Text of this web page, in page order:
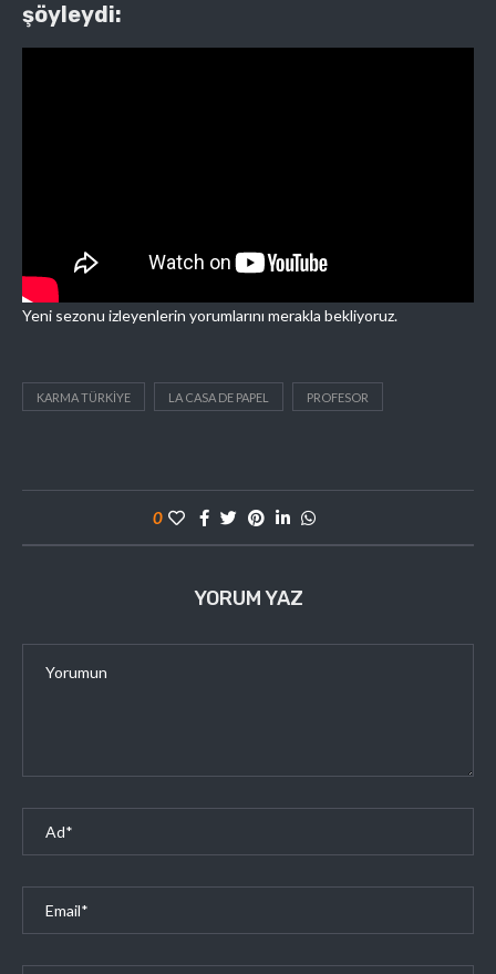
şöyleydi:
Yeni sezonu izleyenlerin yorumlarını merakla bekliyoruz.
KARMA TÜRKIYE LA CASA DE PAPEL PROFESOR
0
YORUM YAZ